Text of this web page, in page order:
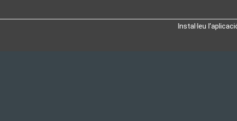
Instal·leu